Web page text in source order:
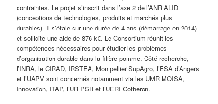
contraintes. Le projet s’inscrit dans l’axe 2 de l’ANR ALID
(conceptions de technologies, produits et marchés plus
durables). Il s’étale sur une durée de 4 ans (démarrage en 2014)
et sollicite une aide de 876 k€. Le Consortium réunit les
compétences nécessaires pour étudier les problèmes
d’organisation durable dans la filière pomme. Côté recherche,
l’INRA, le CIRAD, IRSTEA, Montpellier SupAgro, l’ESA d’Angers
et l’UAPV sont concernés notamment via les UMR MOISA,
Innovation, ITAP, l’UR PSH et l’UERI Gotheron.